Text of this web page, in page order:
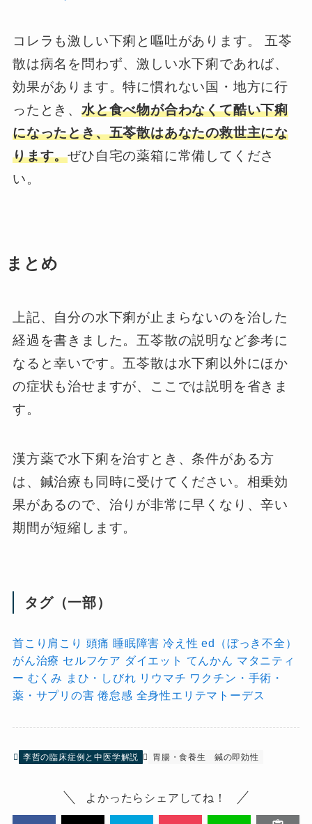
コレラも激しい下痢と嘔吐があります。 五苓
散は病名を問わず、激しい水下痢であれば、
効果があります。特に慣れない国・地方に行
ったとき、 水と食べ物が合わなくて酷い下痢
になったとき、五苓散はあなたの救世主にな
ります。ぜひ自宅の薬箱に常備してくださ
い。
まとめ
上記、自分の水下痢が止まらないのを治した
経過を書きました。五苓散の説明など参考に
なると幸いです。五苓散は水下痢以外にほか
の症状も治せますが、ここでは説明を省きま
す。
漢方薬で水下痢を治すとき、条件がある方
は、鍼治療も同時に受けてください。相乗効
果があるので、治りが非常に早くなり、辛い
期間が短縮します。
タグ（一部）
首こり肩こり 頭痛 睡眠障害 冷え性 ed（ぼっき不全）
がん治療 セルフケア ダイエット てんかん マタニティ
ー むくみ まひ・しびれ リウマチ ワクチン・手術・
薬・サプリの害 倦怠感 全身性エリテマトーデス
李哲の臨床症例と中医学解説 胃腸・食養生 鍼の即効性
よかったらシェアしてね！